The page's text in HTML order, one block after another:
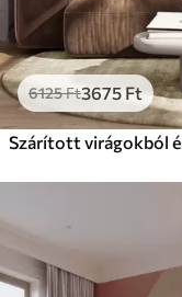
6125Ft3675 Ft